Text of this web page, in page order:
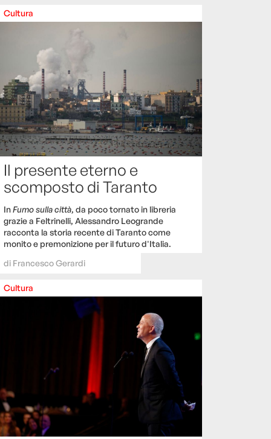
Cultura
Il presente eterno e
scomposto di Taranto
InFumo sulla città, da poco tornato in libreria
grazie a Feltrinelli, Alessandro Leogrande
racconta la storia recente di Taranto come
monito e premonizione per il futuro d'Italia.
di Francesco Gerardi
Cultura